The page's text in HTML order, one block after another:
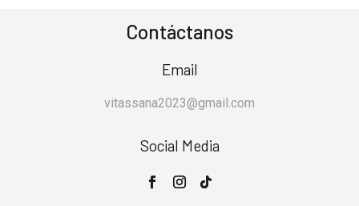
Contáctanos
Email
vitassana2023@gmail.com
Social Media